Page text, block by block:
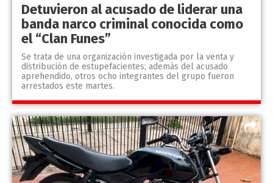
Detuvieron al acusado de liderar una
banda narco criminal conocida como
el “Clan Funes”
Se trata de una organización investigada por la venta y
distribución de estupefacientes; además del acusado
aprehendido, otros ocho integrantes del grupo fueron
arrestados este martes.